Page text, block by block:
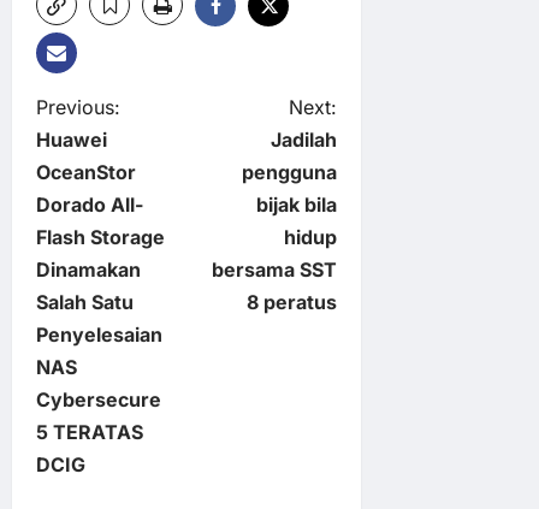
P
o
s
t
n
a
v
Previous:
Huawei
OceanStor
Dorado All-
Flash Storage
Dinamakan
Salah Satu
Penyelesaian
NAS
Cybersecure
5 TERATAS
DCIG
Next:
Jadilah
pengguna
bijak bila
hidup
bersama SST
8 peratus